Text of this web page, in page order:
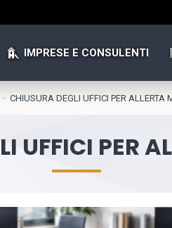
IMPRESE E CONSULENTI
CHIUSURA DEGLI UFFICI PER ALLERTA
UFFICI PER